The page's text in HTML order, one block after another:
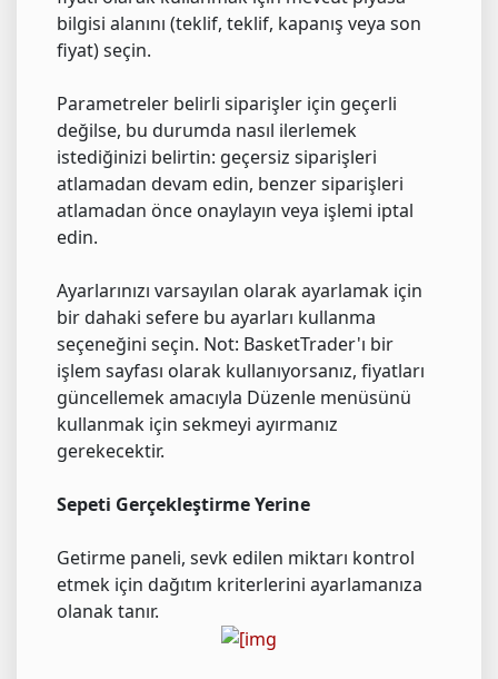
bilgisi alanını (teklif, teklif, kapanış veya son
fiyat) seçin.
Parametreler belirli siparişler için geçerli
değilse, bu durumda nasıl ilerlemek
istediğinizi belirtin: geçersiz siparişleri
atlamadan devam edin, benzer siparişleri
atlamadan önce onaylayın veya işlemi iptal
edin.
Ayarlarınızı varsayılan olarak ayarlamak için
bir dahaki sefere bu ayarları kullanma
seçeneğini seçin. Not: BasketTrader'ı bir
işlem sayfası olarak kullanıyorsanız, fiyatları
güncellemek amacıyla Düzenle menüsünü
kullanmak için sekmeyi ayırmanız
gerekecektir.
Sepeti Gerçekleştirme Yerine
Getirme paneli, sevk edilen miktarı kontrol
etmek için dağıtım kriterlerini ayarlamanıza
olanak tanır.